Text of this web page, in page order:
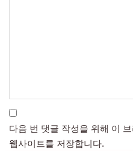
다음 번 댓글 작성을 위해 이
웹사이트를 저장합니다.